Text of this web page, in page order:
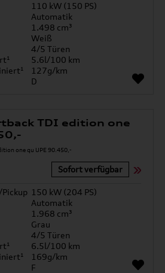
110 kW (150 PS)
Automatik
1.498 cm³
Weiß
4/5 Türen
5.6l/100 km
127g/km
D
TDI edition one
Sofort verfügbar
150 kW (204 PS)
Automatik
1.968 cm³
Grau
4/5 Türen
6.5l/100 km
169g/km
F